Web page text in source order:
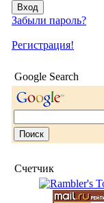
Забыли пароль?
Регистрация!
Google Search
Счетчик